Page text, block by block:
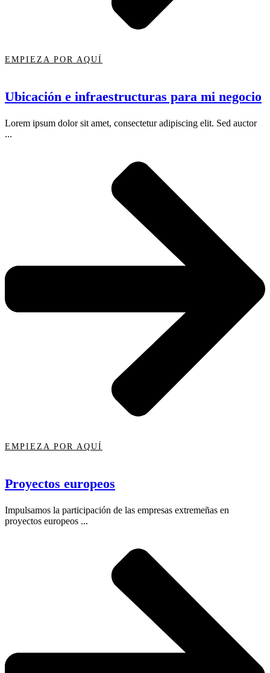
EMPIEZA POR AQUÍ
Ubicación e infraestructuras para mi negocio
Lorem ipsum dolor sit amet, consectetur adipiscing elit. Sed auctor
...
EMPIEZA POR AQUÍ
Proyectos europeos
Impulsamos la participación de las empresas extremeñas en
proyectos europeos ...